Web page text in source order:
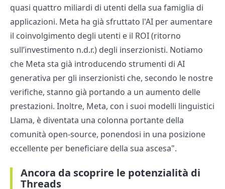
quasi quattro miliardi di utenti della sua famiglia di
applicazioni. Meta ha già sfruttato l'AI per aumentare
il coinvolgimento degli utenti e il ROI (ritorno
sull’investimento n.d.r.) degli inserzionisti. Notiamo
che Meta sta già introducendo strumenti di AI
generativa per gli inserzionisti che, secondo le nostre
verifiche, stanno già portando a un aumento delle
prestazioni. Inoltre, Meta, con i suoi modelli linguistici
Llama, è diventata una colonna portante della
comunità open-source, ponendosi in una posizione
eccellente per beneficiare della sua ascesa".
Ancora da scoprire le potenzialità di
Threads